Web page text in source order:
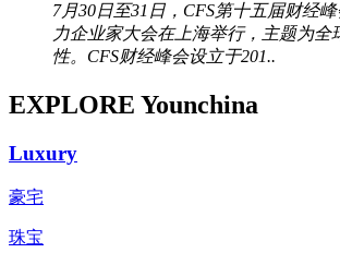
7月30日至31日，CFS第十五届财经
力企业家大会在上海举行，主题为全
性。CFS财经峰会设立于201..
EXPLORE Younchina
Luxury
豪宅
珠宝